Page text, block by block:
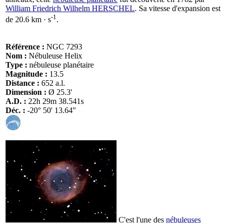
William Friedrich Wilhelm HERSCHEL. Sa vitesse d'expansion est
de 20.6 km · s-1 .
Référence : NGC 7293
Nom : Nébuleuse Helix
Type : nébuleuse planétaire
Magnitude : 13.5
Distance : 652 a.l.
Dimension : Ø 25.3'
A.D. : 22h 29m 38.541s
Déc. : -20° 50' 13.64"
C'est l'une des nébuleuses